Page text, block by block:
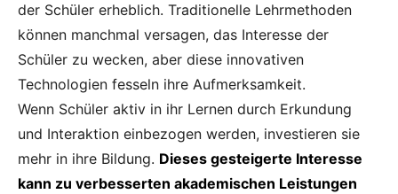
der Schüler erheblich. Traditionelle Lehrmethoden
können manchmal versagen, das Interesse der
Schüler zu wecken, aber diese innovativen
Technologien fesseln ihre Aufmerksamkeit.
Wenn Schüler aktiv in ihr Lernen durch Erkundung
und Interaktion einbezogen werden, investieren sie
mehr in ihre Bildung. Dieses gesteigerte Interesse
kann zu verbesserten akademischen Leistungen